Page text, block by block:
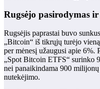
Rugsėjo pasirodymas
Rugsėjis paprastai buvo
„Bitcoin“ iš tikrųjų turėjo
per mėnesį užaugusi apie 6%.
„Spot Bitcoin ETFS“ surinko
nei panaikindama 900
nutekėjimo.